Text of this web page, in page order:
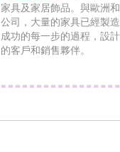
家具及家居飾品。與歐洲
公司，大量的家具已經製
成功的每一步的過程，設
的客戶和銷售夥伴。